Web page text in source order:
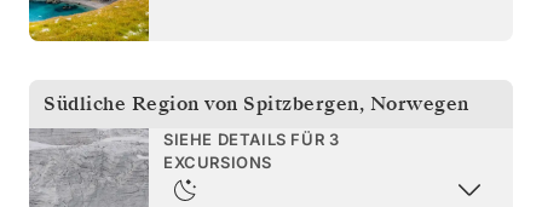
Südliche Region von Spitzbergen, Norwegen
SIEHE DETAILS FÜR 3
EXCURSIONS